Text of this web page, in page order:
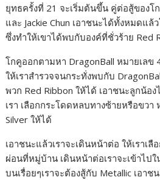
ยุทธครั้งที่ 21 จะเริ่มต้นขึ้น คู่ต่อสู้ของโ
และ Jackie Chun เอาชนะได้ทั้งหมดแ
ซึ่งทำให้เขาได้พบกับองค์ที่ชั่วร้าย Red
โกคูออกตามหา DragonBall หมายเล
ให้เราสำรวจจนกระทั่งพบกับ
พวก Red Ribbon ให้ได้ เอาชนะลูกน้อง
เรา เลือกกระโดดหลบทางซ้ายหรือขวา
Silver ให้ได้
เอาชนะแล้วเราจะเดินหน้าต่อ ให้เราเ
ผ่อนที่หมู่บ้าน เดินหน้าต่อเราจะเข้าไป
บนเรื่อยๆเราจะต้องสู้กับ Metallic เอา